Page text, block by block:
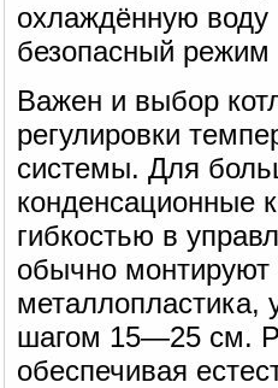
охлаждённую воду
безопасный режим
Важен и выбор
регулировки
системы. Для
конденсационные
гибкостью в
обычно монтируют
металлопластика,
шагом 15—25 см.
обеспечивая